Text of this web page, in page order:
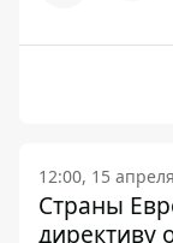
12:00, 15
Страны
директиву